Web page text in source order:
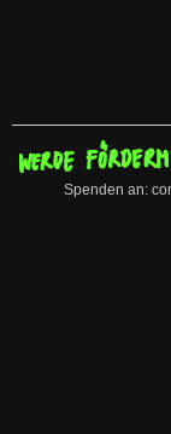
Spenden an: